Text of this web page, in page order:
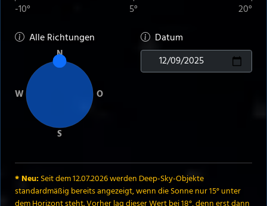
-10° 5°
20°
Alle Richtungen
N
O
S
W
Datum
* Neu:Seit dem 12.07.2026 werden Deep-Sky-Objekte
standardmäßig bereits angezeigt, wenn die Sonne nur 15° unter